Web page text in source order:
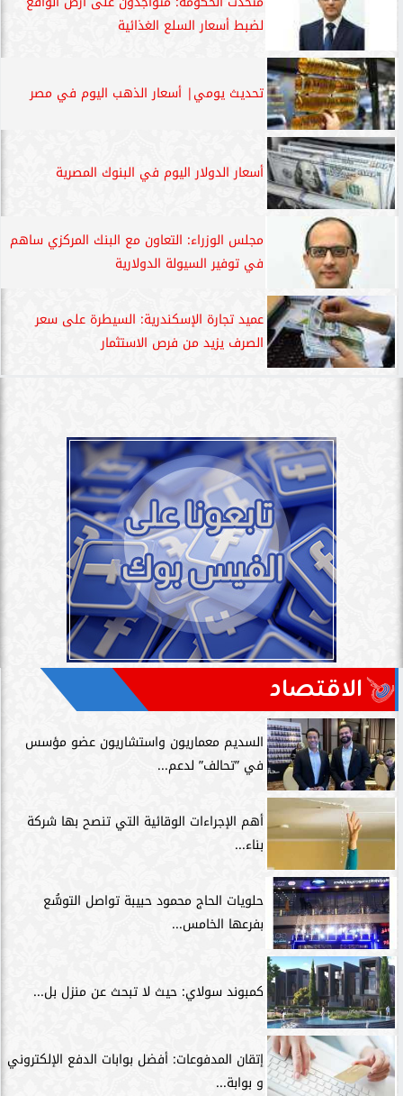
لضبط أسعار السلع الغذائية
تحديث يومي| أسعار الذهب اليوم في مصر
أسعار الدولار اليوم في البنوك المصرية
مجلس الوزراء: التعاون مع البنك المركزي ساهم
في توفير السيولة الدولارية
عميد تجارة الإسكندرية: السيطرة على سعر
الصرف يزيد من فرص الاستثمار
الاقتصاد
السديم معماريون واستشاريون عضو مؤسس
في ”تحالف” لدعم...
أهم الإجراءات الوقائية التي تنصح بها شركة
بناء...
حلويات الحاج محمود حبيبة تواصل التوسُّع
بفرعها الخامس...
كمبوند سولاي: حيث لا تبحث عن منزل بل...
إتقان المدفوعات: أفضل بوابات الدفع الإلكتروني
و بوابة...